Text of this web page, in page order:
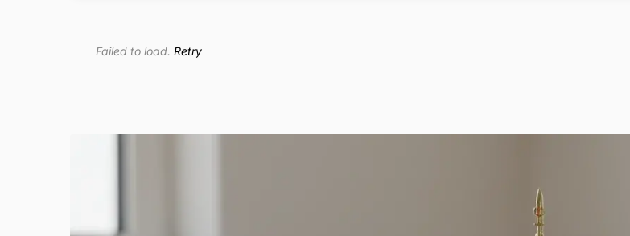
Failed to load. Retry